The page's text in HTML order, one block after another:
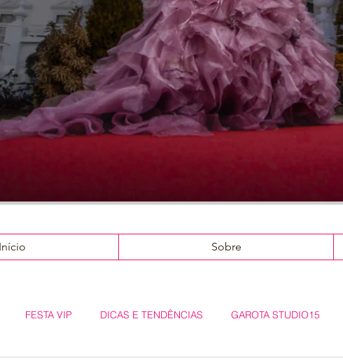
Início Sobre
FESTA VIP DICAS E TENDÊNCIAS GAROTA STUDIO15